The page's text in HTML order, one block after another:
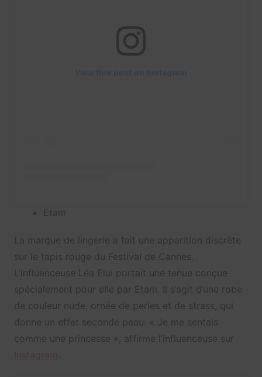
Etam
La marque de lingerie a fait une apparition discrète
sur le tapis rouge du Festival de Cannes.
L’influenceuse Léa Elui portait une tenue conçue
spécialement pour elle par Etam. Il s’agit d’une robe
de couleur nude, ornée de perles et de strass, qui
donne un effet seconde peau. « Je me sentais
comme une princesse », affirme l’influenceuse sur